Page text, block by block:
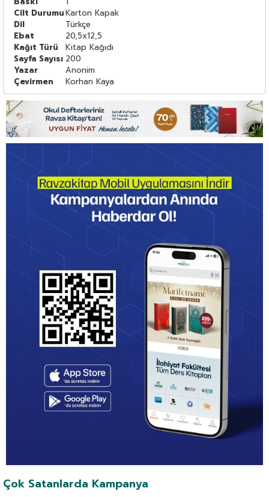
Cilt DurumuKarton Kapak
Dil
Türkçe
Ebat
20,5x12,5
Kağıt Türü
Kitap Kağıdı
Sayfa Sayısı 200
Yazar
Anonim
Çevirmen
Korhan Kaya
Çok Satanlarda Kampanya